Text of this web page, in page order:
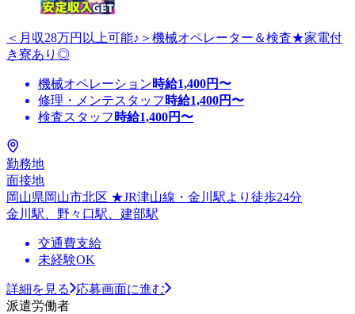
＜月収28万円以上可能♪＞機械オペレーター＆検査★家電付
き寮あり◎
機械オペレーション時給1,400円〜
修理・メンテスタッフ 時給1,400円〜
検査スタッフ 時給1,400円〜
勤務地
面接地
岡山県岡山市北区 ★JR津山線・金川駅より徒歩24分
金川駅、野々口駅、建部駅
交通費支給
未経験OK
詳細を見る
応募画面に進む
派遣労働者